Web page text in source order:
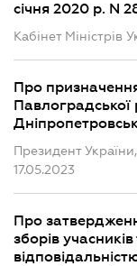
січня 2020 р. N
Кабінет Міністрів
Про
Павлоградської
Президент
17.05.2023
Про
зборів